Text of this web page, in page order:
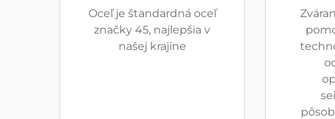
Oceľ je štandardná oceľ
značky 45, najlepšia v
našej krajine